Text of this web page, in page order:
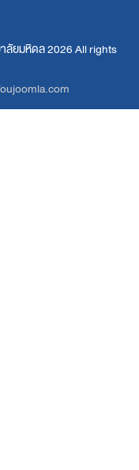
ลัยมหิดล2026 All rights